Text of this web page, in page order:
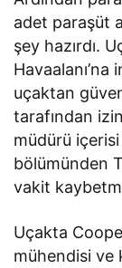
adet paraşüt
şey hazırdı.
uçaktan
tarafından
müdürü içerisi
bölümünden
vakit
Uçakta
mühendisi ve